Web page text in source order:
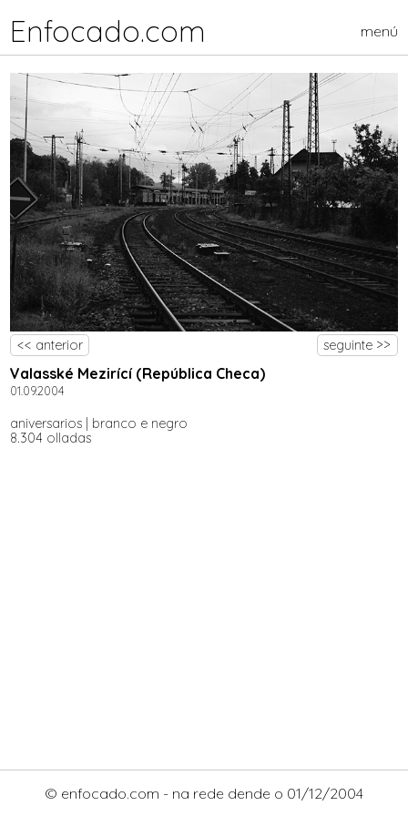
Enfocado.com menú
<< anterior seguinte >>
Valasské Mezirící (República Checa)
01.09.2004
aniversarios
branco e negro
8.304 olladas
© enfocado.com - na rede dende o 01/12/2004